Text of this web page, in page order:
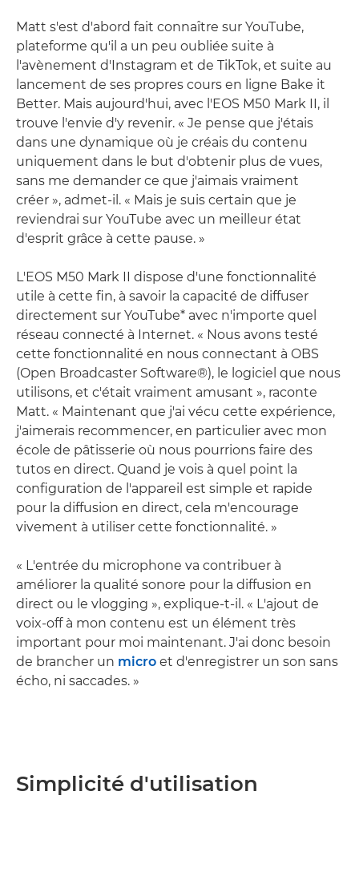
Matt s'est d'abord fait connaître sur YouTube,
plateforme qu'il a un peu oubliée suite à
l'avènement d'Instagram et de TikTok, et suite au
lancement de ses propres cours en ligne Bake it
Better. Mais aujourd'hui, avec l'EOS M50 Mark II, il
trouve l'envie d'y revenir. « Je pense que j'étais
dans une dynamique où je créais du contenu
uniquement dans le but d'obtenir plus de vues,
sans me demander ce que j'aimais vraiment
créer », admet-il. « Mais je suis certain que je
reviendrai sur YouTube avec un meilleur état
d'esprit grâce à cette pause. »
L'EOS M50 Mark II dispose d'une fonctionnalité
utile à cette fin, à savoir la capacité de diffuser
directement sur YouTube* avec n'importe quel
réseau connecté à Internet. « Nous avons testé
cette fonctionnalité en nous connectant à OBS
(Open Broadcaster Software®), le logiciel que nous
utilisons, et c'était vraiment amusant », raconte
Matt. « Maintenant que j'ai vécu cette expérience,
j'aimerais recommencer, en particulier avec mon
école de pâtisserie où nous pourrions faire des
tutos en direct. Quand je vois à quel point la
configuration de l'appareil est simple et rapide
pour la diffusion en direct, cela m'encourage
vivement à utiliser cette fonctionnalité. »
« L'entrée du microphone va contribuer à
améliorer la qualité sonore pour la diffusion en
direct ou le vlogging », explique-t-il. « L'ajout de
voix-off à mon contenu est un élément très
important pour moi maintenant. J'ai donc besoin
de brancher un micro et d'enregistrer un son sans
écho, ni saccades. »
Simplicité d'utilisation